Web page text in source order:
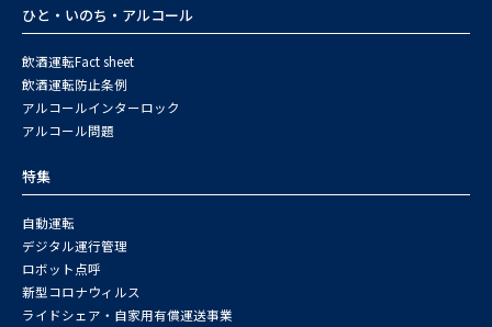
ひと・いのち・アルコール
飲酒運転Fact sheet
飲酒運転防止条例
アルコールインターロック
アルコール問題
特集
自動運転
デジタル運行管理
ロボット点呼
新型コロナウィルス
ライドシェア・自家用有償運送事業